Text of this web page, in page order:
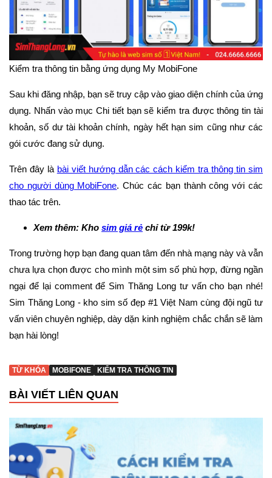
Kiểm tra thông tin bằng ứng dụng My MobiFone
Sau khi đăng nhập, bạn sẽ truy cập vào giao diện chính của ứng
dụng. Nhấn vào mục Chi tiết bạn sẽ kiểm tra được thông tin tài
khoản, số dư tài khoản chính, ngày hết hạn sim cũng như các
gói cước đang sử dụng.
Trên đây là bài viết hướng dẫn các cách kiểm tra thông tin sim
cho người dùng MobiFone. Chúc các bạn thành công với các
thao tác trên.
Xem thêm: Kho sim giá rẻ chỉ từ 199k!
Trong trường hợp bạn đang quan tâm đến nhà mạng này và vẫn
chưa lựa chọn được cho mình một sim số phù hợp, đừng ngần
ngại để lại comment để Sim Thăng Long tư vấn cho bạn nhé!
Sim Thăng Long - kho sim số đẹp #1 Việt Nam cùng đội ngũ tư
vấn viên chuyên nghiệp, dày dặn kinh nghiệm chắc chắn sẽ làm
bạn hài lòng!
TỪ KHÓA MOBIFONE KIỂM TRA THÔNG TIN
BÀI VIẾT LIÊN QUAN